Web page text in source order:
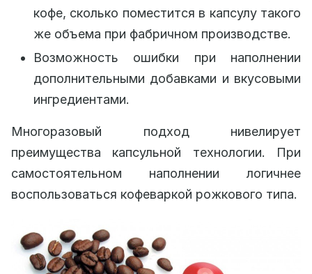
кофе, сколько поместится в капсулу такого
же объема при фабричном производстве.
Возможность ошибки при наполнении
дополнительными добавками и вкусовыми
ингредиентами.
Многоразовый подход нивелирует
преимущества капсульной технологии. При
самостоятельном наполнении логичнее
воспользоваться кофеваркой рожкового типа.